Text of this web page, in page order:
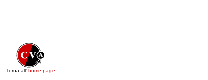
Torna all' home page